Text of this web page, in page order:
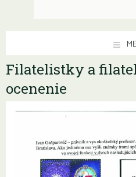
Filatelistky a
ocenenie